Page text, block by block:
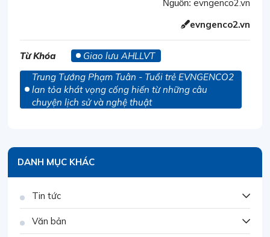
Nguồn: evngenco2.vn
evngenco2.vn
Từ Khóa
Giao lưu AHLLVT
Trung Tướng Phạm Tuân - Tuổi trẻ EVNGENCO2
lan tỏa khát vọng cống hiến từ những câu
chuyện lịch sử và nghệ thuật
DANH MỤC KHÁC
Tin tức
Văn bản